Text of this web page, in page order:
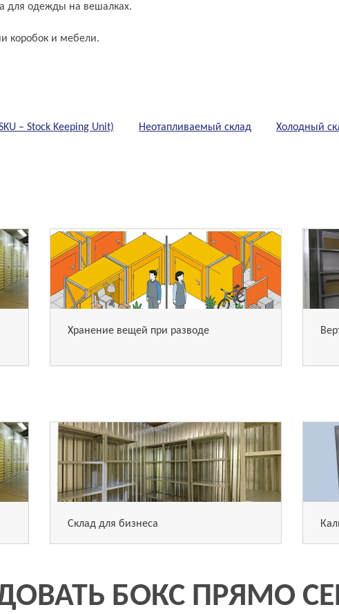
для одежды на вешалках.
коробок и мебели.
– Stock Keeping Unit) Неотапливаемый склад Холодный
Хранение вещей при разводе
Склад для бизнеса
БОКС ПРЯМО